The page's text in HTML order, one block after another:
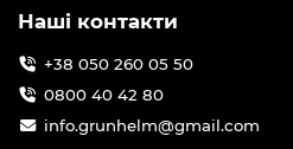
Наші контакти
+38 050 260 05 50
0800 40 42 80
info.grunhelm@gmail.com